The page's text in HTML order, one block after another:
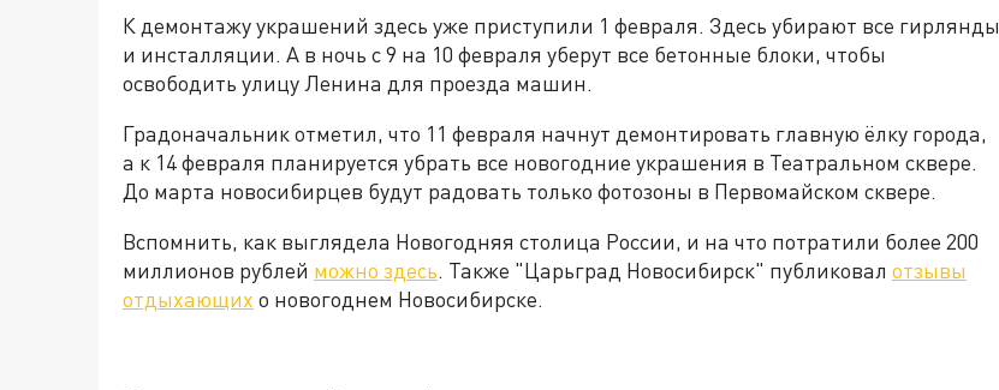
К демонтажу украшений здесь уже приступили 1 февраля. Здесь убирают все гирлянды
и инсталляции. А в ночь с 9 на 10 февраля уберут все бетонные блоки, чтобы
освободить улицу Ленина для проезда машин.
Градоначальник отметил, что 11 февраля начнут демонтировать главную ёлку города,
а к 14 февраля планируется убрать все новогодние украшения в Театральном сквере.
До марта новосибирцев будут радовать только фотозоны в Первомайском сквере.
Вспомнить, как выглядела Новогодняя столица России, и на что потратили более 200
миллионов рублей можно здесь. Также "Царьград Новосибирск" публиковал отзывы
отдыхающих о новогоднем Новосибирске.